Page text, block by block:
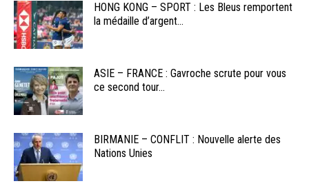
HONG KONG – SPORT : Les Bleus remportent
la médaille d’argent...
ASIE – FRANCE : Gavroche scrute pour vous
ce second tour...
BIRMANIE – CONFLIT : Nouvelle alerte des
Nations Unies